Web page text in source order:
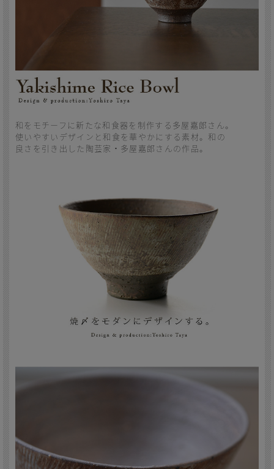
和をモチーフに新たな和食器を制作する多屋嘉郎さん。
使いやすいデザインと和食を華やかにする素材。和の
良さを引き出した陶芸家・多屋嘉郎さんの作品。